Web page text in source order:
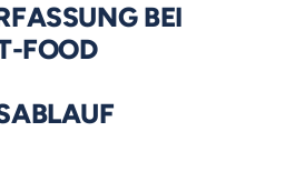
BEI
FOOD